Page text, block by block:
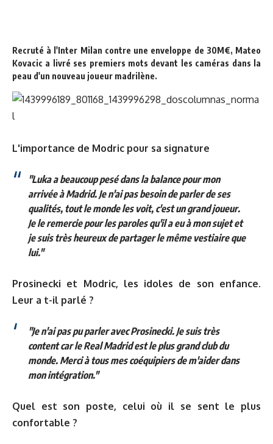
Recruté à l'Inter Milan contre une enveloppe de 30M€, Mateo
Kovacic a livré ses premiers mots devant les caméras dans la
peau d'un nouveau joueur madrilène.
L'importance de Modric pour sa signature
"Luka a beaucoup pesé dans la balance pour mon
arrivée à Madrid. Je n'ai pas besoin de parler de ses
qualités, tout le monde les voit, c'est un grand joueur.
Je le remercie pour les paroles qu'il a eu à mon sujet et
je suis très heureux de partager le même vestiaire que
lui."
Prosinecki et Modric, les idoles de son enfance.
Leur a t-il parlé ?
"Je n'ai pas pu parler avec Prosinecki. Je suis très
content car le Real Madrid est le plus grand club du
monde. Merci à tous mes coéquipiers de m'aider dans
mon intégration."
Quel est son poste, celui où il se sent le plus
confortable ?